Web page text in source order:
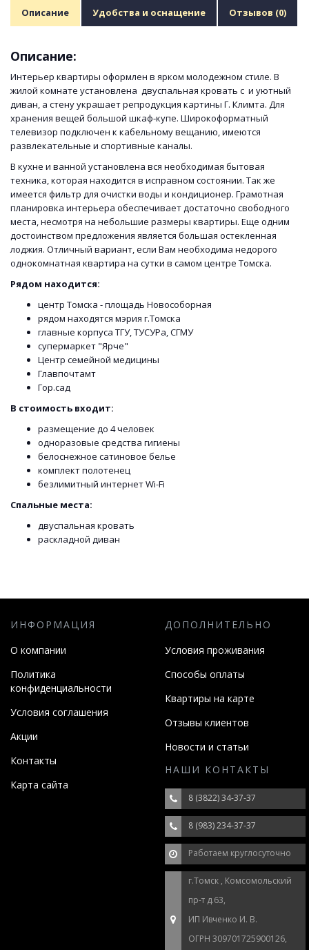
Описание Удобства и оснащение Отзывов (0)
Описание:
Интерьер квартиры оформлен в ярком молодежном стиле. В
жилой комнате установлена двуспальная кровать с и уютный
диван, а стену украшает репродукция картины Г. Климта. Для
хранения вещей большой шкаф-купе. Широкоформатный
телевизор подключен к кабельному вещанию, имеются
развлекательные и спортивные каналы.
В кухне и ванной установлена вся необходимая бытовая
техника, которая находится в исправном состоянии. Так же
имеется фильтр для очистки воды и кондиционер. Грамотная
планировка интерьера обеспечивает достаточно свободного
места, несмотря на небольшие размеры квартиры. Еще одним
достоинством предложения является большая остекленная
лоджия. Отличный вариант, если Вам необходима недорого
однокомнатная квартира на сутки в самом центре Томска.
Рядом находится:
центр Томска - площадь Новособорная
рядом находятся мэрия г.Томска
главные корпуса ТГУ, ТУСУРа, СГМУ
супермаркет "Ярче"
Центр семейной медицины
Главпочтамт
Гор.сад
В стоимость входит:
размещение до 4 человек
одноразовые средства гигиены
белоснежное сатиновое белье
комплект полотенец
безлимитный интернет Wi-Fi
Спальные места:
двуспальная кровать
раскладной диван
ИНФОРМАЦИЯ
О компании
Политика
конфиденциальности
Условия соглашения
Акции
Контакты
Карта сайта
ДОПОЛНИТЕЛЬНО
Условия проживания
Способы оплаты
Квартиры на карте
Отзывы клиентов
Новости и статьи
НАШИ КОНТАКТЫ
8 (3822) 34-37-37
8 (983) 234-37-37
Работаем круглосуточно
г.Томск , Комсомольский
пр-т д.63,
ИП Ивченко И. В.
ОГРН 309701725900126,